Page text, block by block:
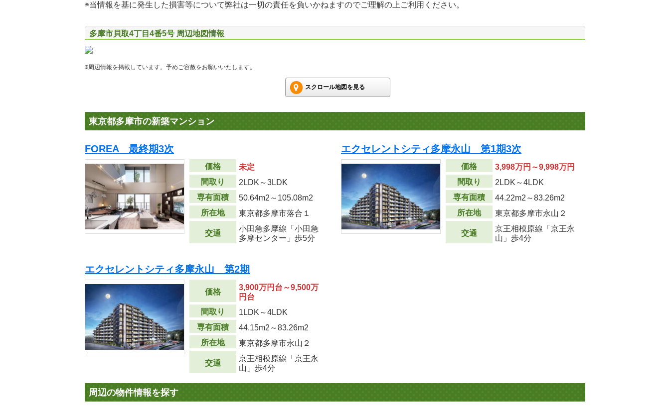
※当情報を基に発生した損害等について弊社は一切の責任を負いかねますのでご理解の上ご利用ください。
多摩市貝取4丁目4番5号 周辺地図情報
※周辺情報を掲載しています。予めご容赦をお願いいたします。
スクロール地図を見る
東京都多摩市の新築マンション
FOREA 最終期3次
価格
未定
間取り
2LDK～3LDK
専有面積
50.64m2 ～105.08m2
所在地
東京都多摩市落合１
交通
小田急多摩線「小田急
多摩センター」歩5分
エクセレントシティ多摩永山 第1期3次
価格
3,998万円～9,998万円
間取り
2LDK～4LDK
専有面積
44.22m2 ～83.26m2
所在地
東京都多摩市永山２
交通
京王相模原線「京王永
山」歩4分
エクセレントシティ多摩永山 第2期
価格
3,900万円台～9,500万
円台
間取り
1LDK～4LDK
専有面積
44.15m2 ～83.26m2
所在地
東京都多摩市永山２
交通
京王相模原線「京王永
山」歩4分
周辺の物件情報を探す